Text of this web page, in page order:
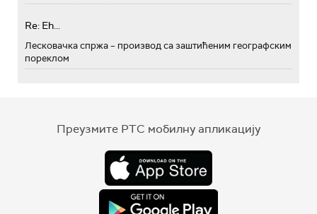
Re: Eh...
Лесковачка спржа – производ са заштићеним географским
пореклом
Преузмите РТС мобилну апликацију